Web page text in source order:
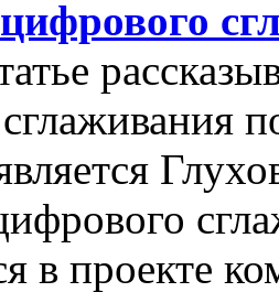
в проекте